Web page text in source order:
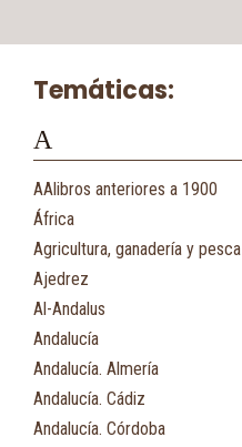
Temáticas:
A
AAlibros anteriores a 1900
África
Agricultura, ganadería y pesca
Ajedrez
Al-Andalus
Andalucía
Andalucía. Almería
Andalucía. Cádiz
Andalucía. Córdoba